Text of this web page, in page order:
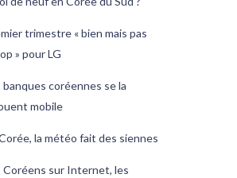
trimestre « bien mais pas
» pour LG
banques coréennes se la
mobile
la météo fait des siennes
Coréens sur Internet, les